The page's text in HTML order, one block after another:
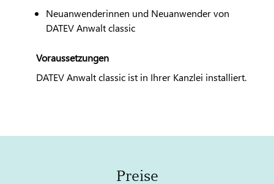
Neuanwenderinnen und Neuanwender von
DATEVAnwalt classic
Voraussetzungen
DATEVAnwalt classic ist in Ihrer Kanzlei installiert.
Preise